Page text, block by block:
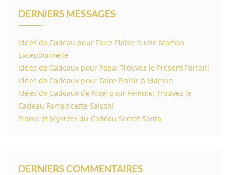
DERNIERS MESSAGES
Idées de Cadeau pour Faire Plaisir à une Maman
Exceptionnelle
Idées de Cadeaux pour Papa: Trouvez le Présent Parfait!
Idées de Cadeaux pour Faire Plaisir à Maman
Idées de Cadeaux de Noël pour Femme: Trouvez le
Cadeau Parfait cette Saison!
Plaisir et Mystère du Cadeau Secret Santa
DERNIERS COMMENTAIRES